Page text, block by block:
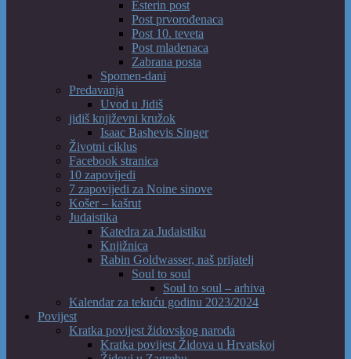
Esterin post
Post prvorođenaca
Post 10. teveta
Post mladenaca
Zabrana posta
Spomen-dani
Predavanja
Uvod u Jidiš
jidiš književni kružok
Isaac Bashevis Singer
Životni ciklus
Facebook stranica
10 zapovijedi
7 zapovijedi za Noine sinove
Košer – kašrut
Judaistika
Katedra za Judaistiku
Knjižnica
Rabin Goldwasser, naš prijatelj
Soul to soul
Soul to soul – arhiva
Kalendar za tekuću godinu 2023/2024
Povijest
Kratka povijest židovskog naroda
Kratka povijest Židova u Hrvatskoj